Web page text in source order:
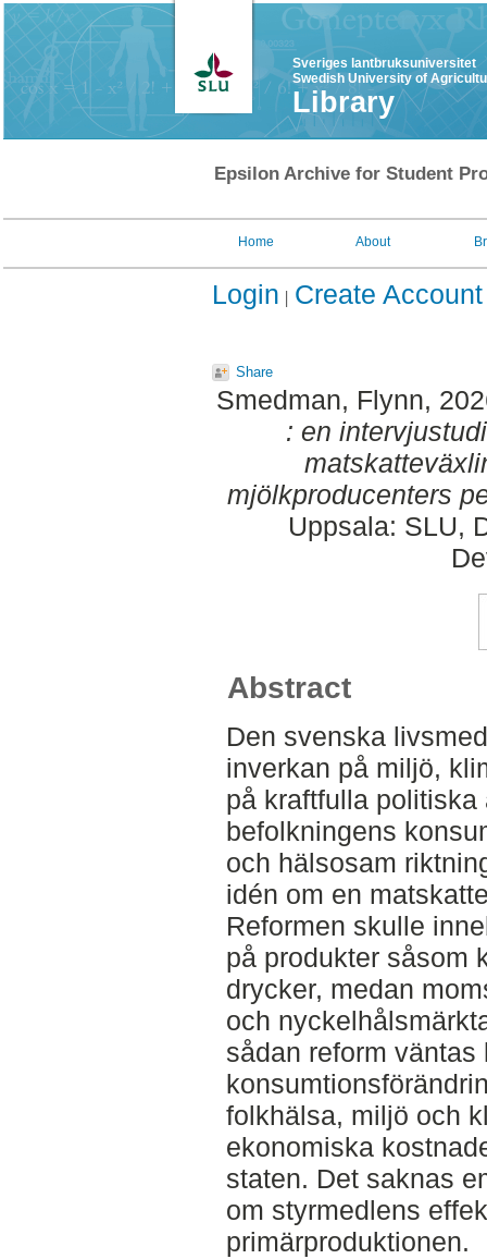
Sveriges lantbruksuniversitet
Swedish University of
Library
Epsilon Archive for Student
Home About
Login Create Account
Share
Smedman, Flynn,
: en
mjölkproducenters
Uppsala: SLU,
Abstract
Den svenska
inverkan på miljö,
på kraftfulla politiska
befolkningens
och hälsosam
idén om en
Reformen skulle
på produkter såsom
drycker, medan
och
sådan reform väntas
folkhälsa, miljö och
ekonomiska
staten. Det saknas
om styrmedlens
primärproduktionen.